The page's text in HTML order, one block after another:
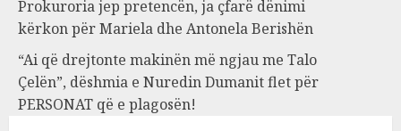
Prokuroria jep pretencën, ja çfarë dënimi
kërkon për Mariela dhe Antonela Berishën
“Ai që drejtonte makinën më ngjau me Talo
Çelën”, dëshmia e Nuredin Dumanit flet për
PERSONAT që e plagosën!